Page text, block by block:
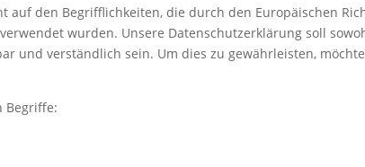
auf den Begrifflichkeiten, die durch den Europäischen
wurden. Unsere Datenschutzerklärung soll
und verständlich sein. Um dies zu gewährleisten,
Begriffe: